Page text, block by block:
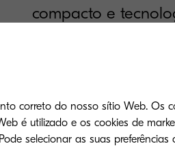
compacto e
proporcionam-lhe
35 páginas A4 por
128 MB de memória
correto do nosso sítio Web. Os
é utilizado e os cookies de
selecionar as suas